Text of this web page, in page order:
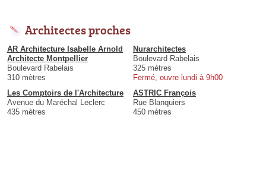
Architectes proches
AR Architecture Isabelle Arnold
Architecte Montpellier
Boulevard Rabelais
310 mètres
Nurarchitectes
Boulevard Rabelais
325 mètres
Fermé, ouvre lundi à 9h00
Les Comptoirs de l'Architecture
Avenue du Maréchal Leclerc
435 mètres
ASTRIC François
Rue Blanquiers
450 mètres